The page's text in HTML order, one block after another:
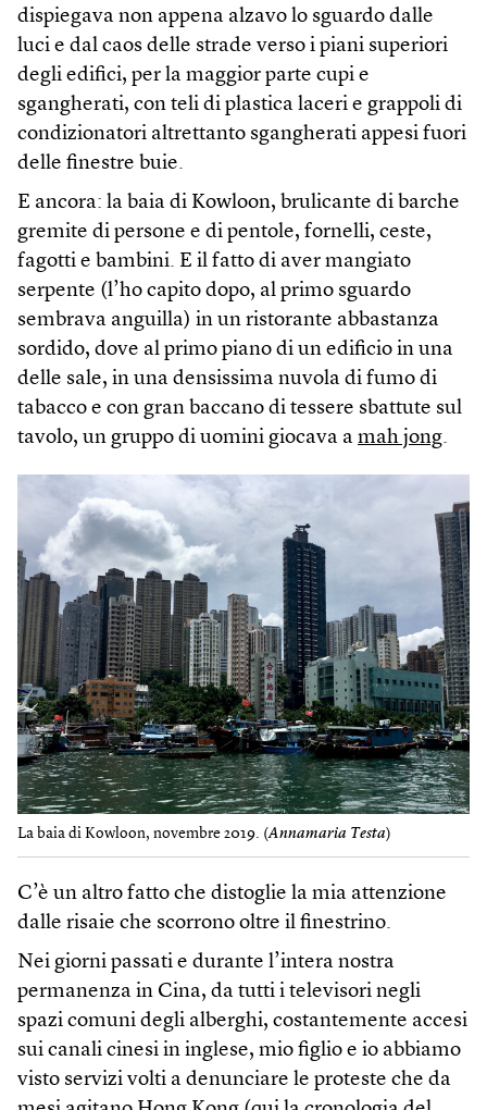
dispiegava non appena alzavo lo sguardo dalle
luci e dal caos delle strade verso i piani superiori
degli edifici, per la maggior parte cupi e
sgangherati, con teli di plastica laceri e grappoli di
condizionatori altrettanto sgangherati appesi fuori
delle finestre buie.
E ancora: la baia di Kowloon, brulicante di barche
gremite di persone e di pentole, fornelli, ceste,
fagotti e bambini. E il fatto di aver mangiato
serpente (l’ho capito dopo, al primo sguardo
sembrava anguilla) in un ristorante abbastanza
sordido, dove al primo piano di un edificio in una
delle sale, in una densissima nuvola di fumo di
tabacco e con gran baccano di tessere sbattute sul
tavolo, un gruppo di uomini giocava a mah jong.
La baia di Kowloon, novembre 2019. (Annamaria Testa)
C’è un altro fatto che distoglie la mia attenzione
dalle risaie che scorrono oltre il finestrino.
Nei giorni passati e durante l’intera nostra
permanenza in Cina, da tutti i televisori negli
spazi comuni degli alberghi, costantemente accesi
sui canali cinesi in inglese, mio figlio e io abbiamo
visto servizi volti a denunciare le proteste che da